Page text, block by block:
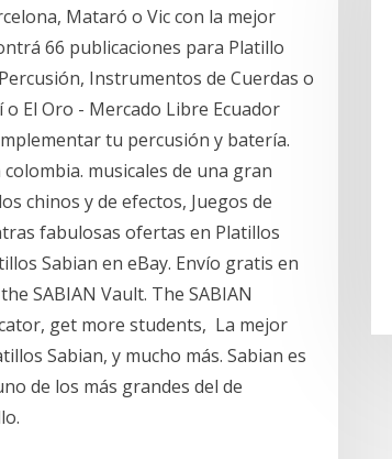
Mataró o Vic con la mejor
66 publicaciones para Platillo
Instrumentos de Cuerdas o
El Oro - Mercado Libre Ecuador
tu percusión y batería.
musicales de una gran
chinos y de efectos, Juegos de
fabulosas ofertas en Platillos
Sabian en eBay. Envío gratis en
SABIAN Vault. The SABIAN
get more students, La mejor
Sabian, y mucho más. Sabian es
de los más grandes del de